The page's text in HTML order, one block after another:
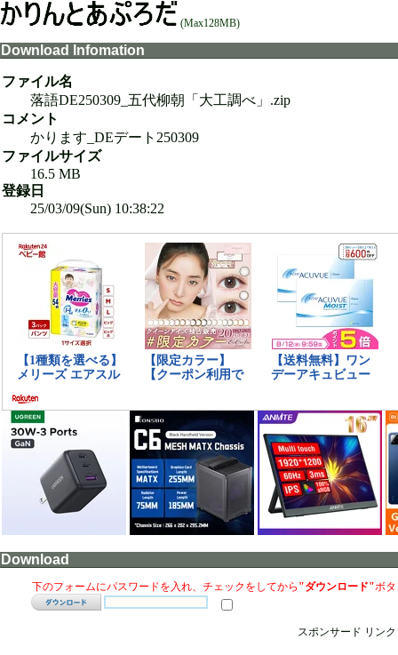
(Max128MB)
Download Infomation
ファイル名
落語DE250309_五代柳朝「大工調べ」.zip
コメント
かります_DEデート250309
ファイルサイズ
16.5 MB
登録日
25/03/09(Sun) 10:38:22
Download
下のフォームにパスワードを入れ、チェックをしてから "ダウンロード"ボ
スポンサード リンク